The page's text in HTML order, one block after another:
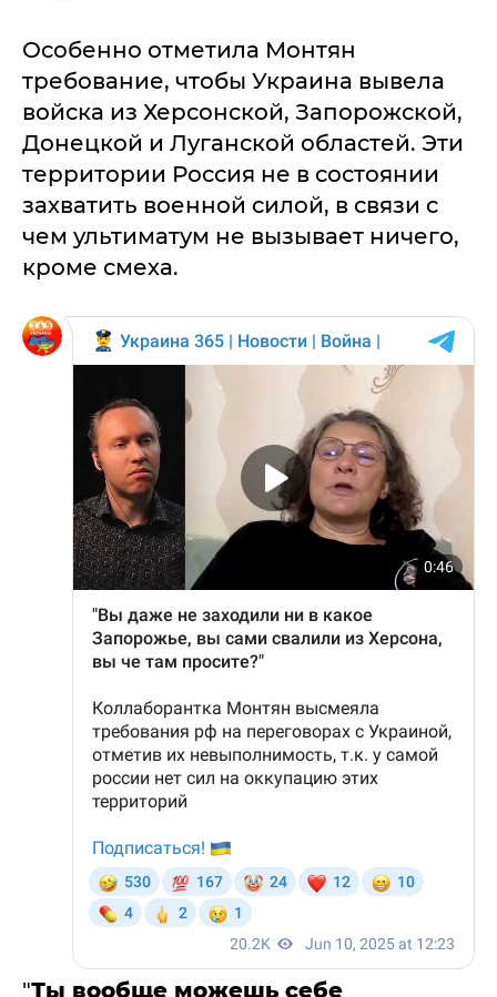
Особенно отметила Монтян
требование, чтобы Украина вывела
войска из Херсонской, Запорожской,
Донецкой и Луганской областей. Эти
территории Россия не в состоянии
захватить военной силой, в связи с
чем ультиматум не вызывает ничего,
кроме смеха.
"Ты вообще можешь себе